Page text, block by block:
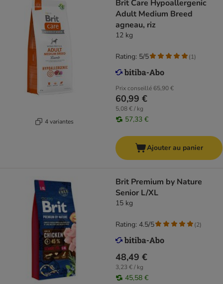
4 variantes
Brit Care Hypoallergenic
Adult Medium Breed
agneau, riz
12 kg
Prix conseillé 65,90 €
60,99 €
5,08 € / kg
57,33 €
Rating: 5/5 (1)
Ajouter au panier
Brit Premium by Nature
Senior L/XL
15 kg
48,49 €
3,23 € / kg
45,58 €
Rating: 4.5/5 (2)